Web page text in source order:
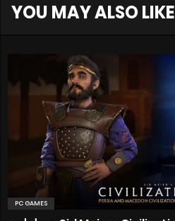
YOU MAY ALSO LIKE
PC GAMES